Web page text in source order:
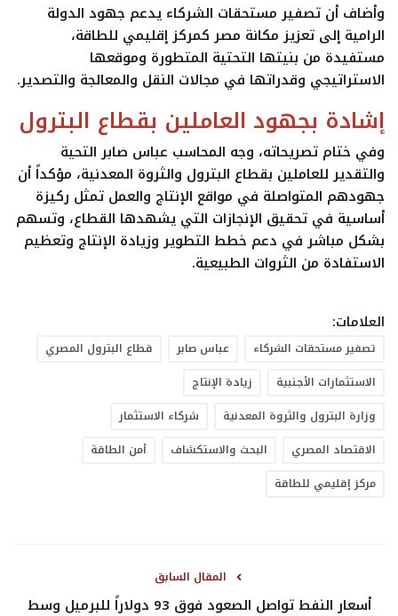
وأضاف أن تصفير مستحقات الشركاء يدعم جهود الدولة
الرامية إلى تعزيز مكانة مصر كمركز إقليمي للطاقة،
مستفيدة من بنيتها التحتية المتطورة وموقعها
الاستراتيجي وقدراتها في مجالات النقل والمعالجة والتصدير.
إشادة بجهود العاملين بقطاع البترول
وفي ختام تصريحاته، وجه المحاسب عباس صابر التحية
والتقدير للعاملين بقطاع البترول والثروة المعدنية، مؤكداً أن
جهودهم المتواصلة في مواقع الإنتاج والعمل تمثل ركيزة
أساسية في تحقيق الإنجازات التي يشهدها القطاع، وتسهم
بشكل مباشر في دعم خطط التطوير وزيادة الإنتاج وتعظيم
الاستفادة من الثروات الطبيعية.
العلامات:
تصفير مستحقات الشركاء عباس صابر
قطاع البترول المصري
الاستثمارات الأجنبية
زيادة الإنتاج
وزارة البترول والثروة المعدنية
شركاء الاستثمار
الاقتصاد المصري
البحث والاستكشاف
أمن الطاقة
مركز إقليمي للطاقة
المقال السابق
أسعار النفط تواصل الصعود فوق 93 دولاراً للبرميل وسط